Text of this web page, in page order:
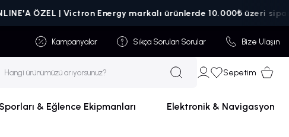
Kampanyalar Sıkça Sorulan Sorular Bize Ulaşın
Sepetim
& Eğlence Ekipmanları Elektronik & Navigasyon
| Victron Energy markalı ürünlerde 10.000₺ üzeri siparişlerde